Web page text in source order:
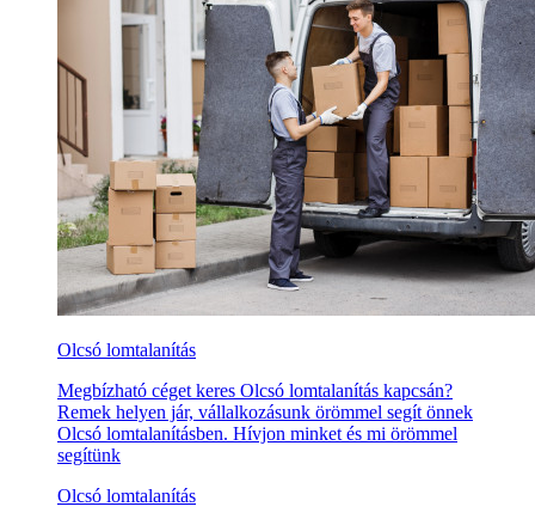
Olcsó lomtalanítás
Megbízható céget keres Olcsó lomtalanítás kapcsán?
Remek helyen jár, vállalkozásunk örömmel segít önnek
Olcsó lomtalanításben. Hívjon minket és mi örömmel
segítünk
Olcsó lomtalanítás